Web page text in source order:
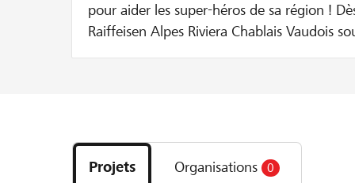
pour aider les super-héros de sa région ! Dès à présent, la Banque
Raiffeisen Alpes Riviera Chablais Vaudois
projet et au maximum CHF 1’000 de la
les
projets
Projets Organisations 0